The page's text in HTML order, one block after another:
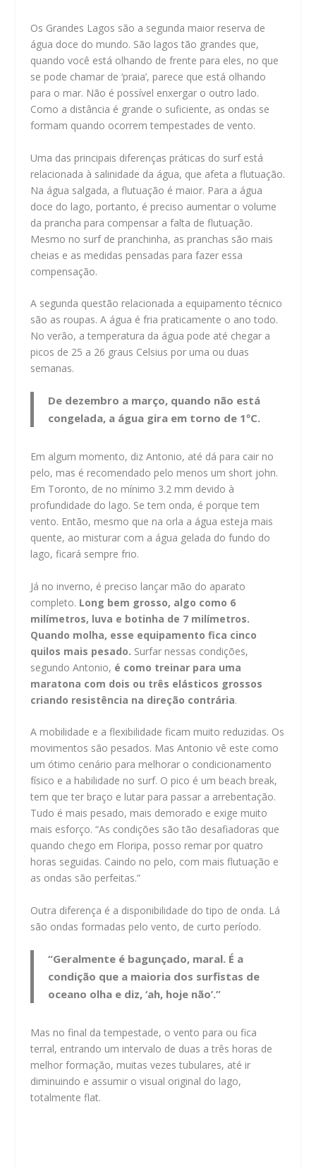
Os Grandes Lagos são a segunda maior reserva de
água doce do mundo. São lagos tão grandes que,
quando você está olhando de frente para eles, no que
se pode chamar de ‘praia’, parece que está olhando
para o mar. Não é possível enxergar o outro lado.
Como a distância é grande o suficiente, as ondas se
formam quando ocorrem tempestades de vento.
Uma das principais diferenças práticas do surf está
relacionada à salinidade da água, que afeta a flutuação.
Na água salgada, a flutuação é maior. Para a água
doce do lago, portanto, é preciso aumentar o volume
da prancha para compensar a falta de flutuação.
Mesmo no surf de pranchinha, as pranchas são mais
cheias e as medidas pensadas para fazer essa
compensação.
A segunda questão relacionada a equipamento técnico
são as roupas. A água é fria praticamente o ano todo.
No verão, a temperatura da água pode até chegar a
picos de 25 a 26 graus Celsius por uma ou duas
semanas.
De dezembro a março, quando não está
congelada, a água gira em torno de 1ºC.
Em algum momento, diz Antonio, até dá para cair no
pelo, mas é recomendado pelo menos um short john.
Em Toronto, de no mínimo 3.2 mm devido à
profundidade do lago. Se tem onda, é porque tem
vento. Então, mesmo que na orla a água esteja mais
quente, ao misturar com a água gelada do fundo do
lago, ficará sempre frio.
Já no inverno, é preciso lançar mão do aparato
completo. Long bem grosso, algo como 6
milímetros, luva e botinha de 7 milímetros.
Quando molha, esse equipamento fica cinco
quilos mais pesado. Surfar nessas condições,
segundo Antonio, é como treinar para uma
maratona com dois ou três elásticos grossos
criando resistência na direção contrária.
A mobilidade e a flexibilidade ficam muito reduzidas. Os
movimentos são pesados. Mas Antonio vê este como
um ótimo cenário para melhorar o condicionamento
físico e a habilidade no surf. O pico é um beach break,
tem que ter braço e lutar para passar a arrebentação.
Tudo é mais pesado, mais demorado e exige muito
mais esforço. “As condições são tão desafiadoras que
quando chego em Floripa, posso remar por quatro
horas seguidas. Caindo no pelo, com mais flutuação e
as ondas são perfeitas.”
Outra diferença é a disponibilidade do tipo de onda. Lá
são ondas formadas pelo vento, de curto período.
“Geralmente é bagunçado, maral. É a
condição que a maioria dos surfistas de
oceano olha e diz, ‘ah, hoje não’.”
Mas no final da tempestade, o vento para ou fica
terral, entrando um intervalo de duas a três horas de
melhor formação, muitas vezes tubulares, até ir
diminuindo e assumir o visual original do lago,
totalmente flat.